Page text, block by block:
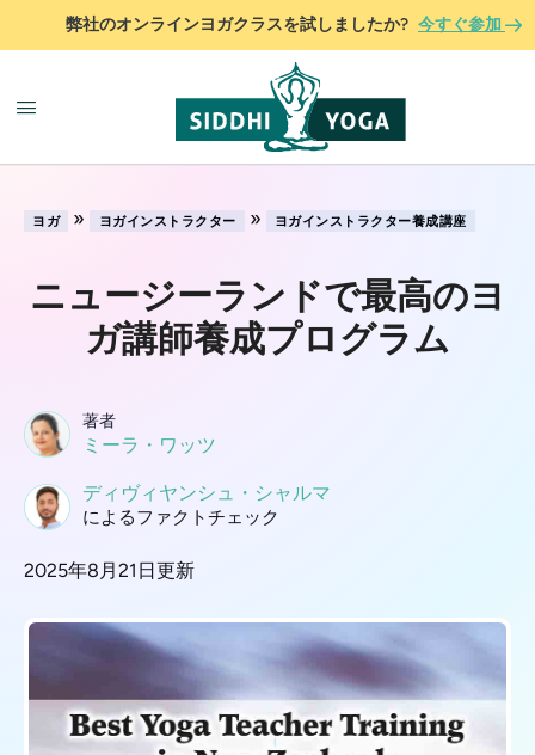
弊社のオンラインヨガクラスを試しましたか? 今すぐ参加
ヨガ » ヨガインストラクター » ヨガインストラクター養成講座
ニュージーランドで最高のヨ
ガ講師養成プログラム
著者
ミーラ・ワッツ
ディヴィヤンシュ・シャルマ
によるファクトチェック
2025年8月21日更新